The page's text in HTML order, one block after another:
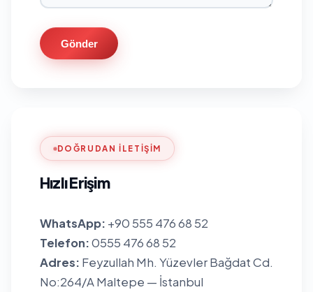
Gönder
DOĞRUDAN İLETIŞIM
Hızlı Erişim
WhatsApp: +90 555 476 68 52
Telefon:0555 476 68 52
Adres: Feyzullah Mh. Yüzevler Bağdat Cd.
No:264/A Maltepe — İstanbul